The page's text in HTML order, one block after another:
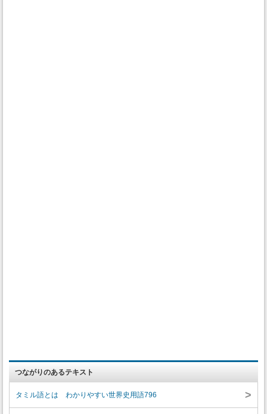
つながりのあるテキスト
タミル語とは わかりやすい世界史用語796 >